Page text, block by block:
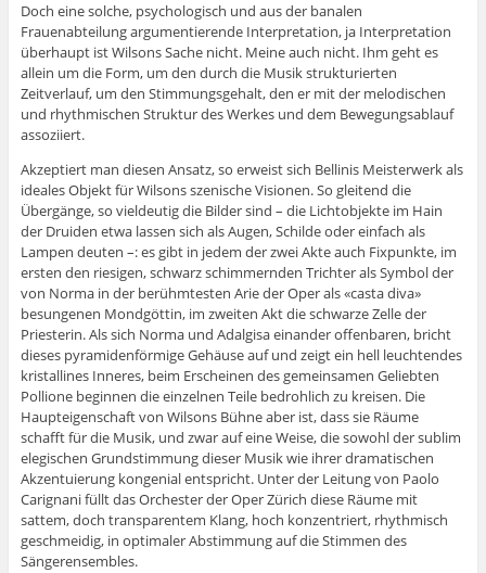
Doch eine solche, psychologisch und aus der banalen
Frauenabteilung argumentierende Interpretation, ja Interpretation
überhaupt ist Wilsons Sache nicht. Meine auch nicht. Ihm geht es
allein um die Form, um den durch die Musik strukturierten
Zeitverlauf, um den Stimmungsgehalt, den er mit der melodischen
und rhythmischen Struktur des Werkes und dem Bewegungsablauf
assoziiert.
Akzeptiert man diesen Ansatz, so erweist sich Bellinis Meisterwerk als
ideales Objekt für Wilsons szenische Visionen. So gleitend die
Übergänge, so vieldeutig die Bilder sind – die Lichtobjekte im Hain
der Druiden etwa lassen sich als Augen, Schilde oder einfach als
Lampen deuten –: es gibt in jedem der zwei Akte auch Fixpunkte, im
ersten den riesigen, schwarz schimmernden Trichter als Symbol der
von Norma in der berühmtesten Arie der Oper als «casta diva»
besungenen Mondgöttin, im zweiten Akt die schwarze Zelle der
Priesterin. Als sich Norma und Adalgisa einander offenbaren, bricht
dieses pyramidenförmige Gehäuse auf und zeigt ein hell leuchtendes
kristallines Inneres, beim Erscheinen des gemeinsamen Geliebten
Pollione beginnen die einzelnen Teile bedrohlich zu kreisen. Die
Haupteigenschaft von Wilsons Bühne aber ist, dass sie Räume
schafft für die Musik, und zwar auf eine Weise, die sowohl der sublim
elegischen Grundstimmung dieser Musik wie ihrer dramatischen
Akzentuierung kongenial entspricht. Unter der Leitung von Paolo
Carignani füllt das Orchester der Oper Zürich diese Räume mit
sattem, doch transparentem Klang, hoch konzentriert, rhythmisch
geschmeidig, in optimaler Abstimmung auf die Stimmen des
Sängerensembles.